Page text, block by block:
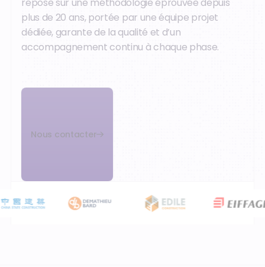
plus de 20 ans, portée par une équipe projet
dédiée, garante de la qualité et d’un
accompagnement continu à chaque phase.
Nous contacter